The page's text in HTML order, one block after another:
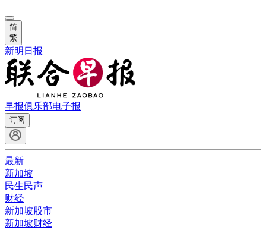
简
繁
新明日报
早报俱乐部电子报
订阅
最新
新加坡
民生民声
财经
新加坡股市
新加坡财经